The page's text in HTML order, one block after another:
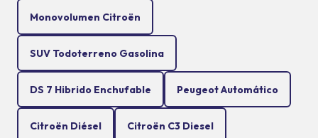
Monovolumen Citroën
SUV Todoterreno Gasolina
DS 7 Hibrido Enchufable Peugeot Automático
Citroën Diésel Citroën C3 Diesel